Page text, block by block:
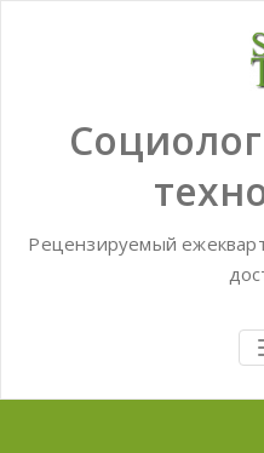
Рецензируемый